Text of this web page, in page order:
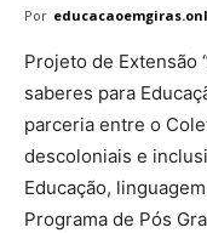
Por
Projeto de Extensão
saberes para
parceria entre o
descoloniais e
Educação,
Programa de Pós